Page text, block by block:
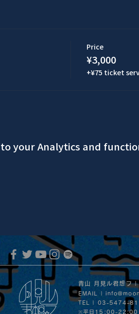
Price
¥3,000
+¥75 ticket
your Analytics and
青山 月見ル君想
EMAIL |
TEL | 03-5474-
※平日15:00-